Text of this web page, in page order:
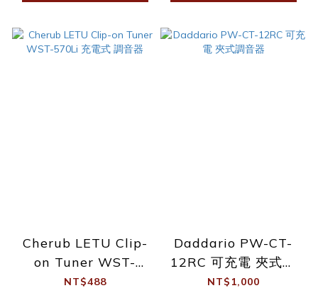
Cherub LETU Clip-
on Tuner WST-
570Li 充電式 調音器
NT$488
Daddario PW-CT-
12RC 可充電 夾式調
音器
NT$1,000